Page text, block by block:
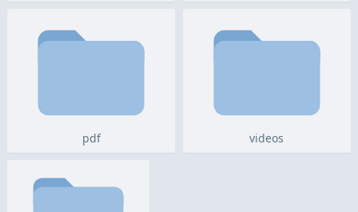
pdf videos